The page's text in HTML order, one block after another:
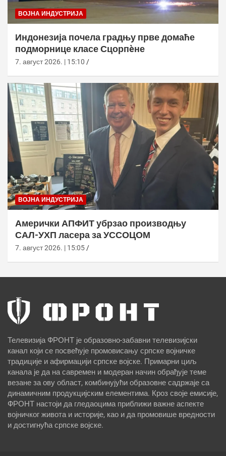
ВОЈНА ИНДУСТРИЈА
Индонезија почела градњу прве домаће
подморнице класе Сцорпèне
7. август 2026. | 15:10
ВОЈНА ИНДУСТРИЈА
Амерички АПФИТ убрзао производњу
САЛ-УХП ласера за УССОЦОМ
7. август 2026. | 15:05
Телевизија ФРОНТ је образовно-забавни телевизијски
канал који се посвећује промовисању српске војничке
традиције и афирмацији српске војске. Примарни циљ
канала је да на савремен и модеран начин обрађује теме
везане за ову област, комбинујући образовне садржаје са
динамичним продукцијским елементима. Кроз своје емисије,
ФРОНТ настоји да гледаоцима приближи важне аспекте
војничког живота и историје, као и да промовише вредности
и достигнућа српске војске.